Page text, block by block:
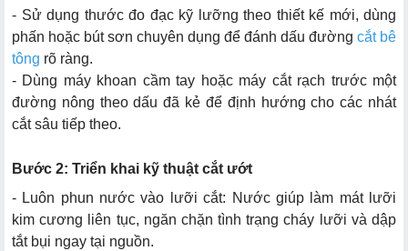
- Sử dụng thước đo đạc kỹ lưỡng theo thiết kế mới, dùng
phấn hoặc bút sơn chuyên dụng để đánh dấu đường cắt bê
tông rõ ràng.
- Dùng máy khoan cầm tay hoặc máy cắt rạch trước một
đường nông theo dấu đã kẻ để định hướng cho các nhát
cắt sâu tiếp theo.
Bước 2: Triển khai kỹ thuật cắt ướt
- Luôn phun nước vào lưỡi cắt: Nước giúp làm mát lưỡi
kim cương liên tục, ngăn chặn tình trạng cháy lưỡi và dập
tắt bụi ngay tại nguồn.